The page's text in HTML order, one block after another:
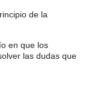
de la
en que los
las dudas que